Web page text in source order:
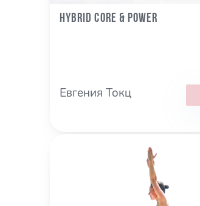
Hybrid Core & Power
Евгения Токц